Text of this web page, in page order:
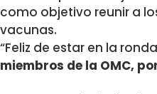
como objetivo reunir a
vacunas.
“Feliz de estar en la
miembros de la OMC,